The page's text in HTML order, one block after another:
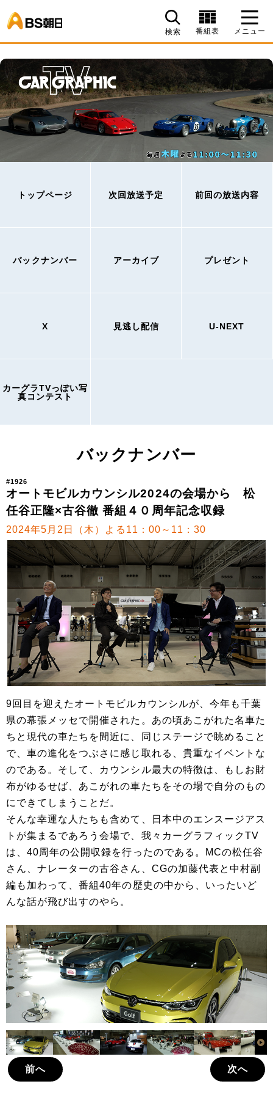
検索 番組表 メニュー
トップページ 次回放送予定 前回の放送内容
バックナンバー アーカイブ プレゼント
X 見逃し配信 U-NEXT
カーグラTVっぽい写
真コンテスト
バックナンバー
#1926
オートモビルカウンシル2024の会場から 松
任谷正隆×古谷徹 番組４０周年記念収録
2024年5月2日（木）よる11：00～11：30
9回目を迎えたオートモビルカウンシルが、今年も千葉
県の幕張メッセで開催された。あの頃あこがれた名車た
ちと現代の車たちを間近に、同じステージで眺めること
で、車の進化をつぶさに感じ取れる、貴重なイベントな
のである。そして、カウンシル最大の特徴は、もしお財
布がゆるせば、あこがれの車たちをその場で自分のもの
にできてしまうことだ。
そんな幸運な人たちも含めて、日本中のエンスージアス
トが集まるであろう会場で、我々カーグラフィックTV
は、40周年の公開収録を行ったのである。MCの松任谷
さん、ナレーターの古谷さん、CGの加藤代表と中村副
編も加わって、番組40年の歴史の中から、いったいど
んな話が飛び出すのやら。
前へ 次へ